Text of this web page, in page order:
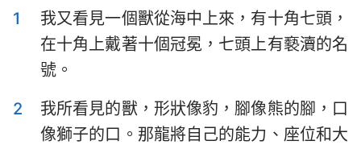
帖撒羅尼迦前書 帖撒羅尼迦後書
提摩太前書 提摩太後書
希伯來書 雅各書
1
我又看見一個獸從海中上來，有十角七頭，
在十角上戴著十個冠冕，七頭上有褻瀆的名
號。
2
我所看見的獸，形狀像豹，腳像熊的腳，口
像獅子的口。那龍將自己的能力、座位和大